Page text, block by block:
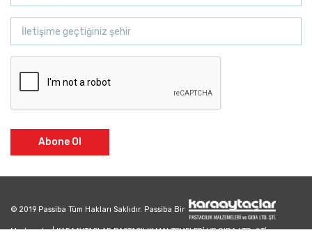
Abone Ol
© 2019 Passiba Tüm Hakları Saklıdır. Passiba Bir
Markasıdır. | KARAAYTAÇLAR PASTACILIK MALZEMELERİ VE GIDA LTD. ŞTİ.